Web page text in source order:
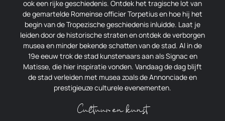
ook een rijke geschiedenis. Ontdek het tragische lot van
de gemartelde Romeinse officier Torpetius en hoe hij het
begin van de Tropezische geschiedenis inluidde. Laat je
leiden door de historische straten en ontdek de verborgen
musea en minder bekende schatten van de stad. Al in de
19e eeuw trok de stad kunstenaars aan als Signac en
Matisse, die hier inspiratie vonden. Vandaag de dag blijft
de stad verleiden met musea zoals de Annonciade en
prestigieuze culturele evenementen.
Cultuur en kunst